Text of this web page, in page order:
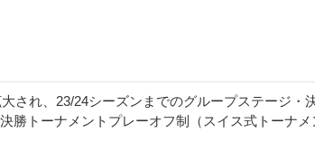
され、23/24シーズンまでのグループステージ・
勝トーナメントプレーオフ制（スイス式トーナメ